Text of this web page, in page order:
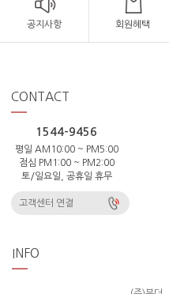
공지사항 회원혜택
CONTACT
1544-9456
평일 AM10:00 ~ PM5:00
점심 PM1:00 ~ PM2:00
토/일요일, 공휴일 휴무
고객센터 연결
INFO